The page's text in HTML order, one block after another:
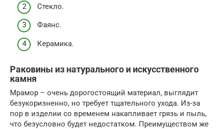
Стекло.
Фаянс.
Керамика.
Раковины из натурального и искусственного
камня
Мрамор – очень дорогостоящий материал, выглядит
безукоризненно, но требует тщательного ухода. Из-за
пор в изделии со временем накапливает грязь и пыль,
что безусловно будет недостатком. Преимуществом же